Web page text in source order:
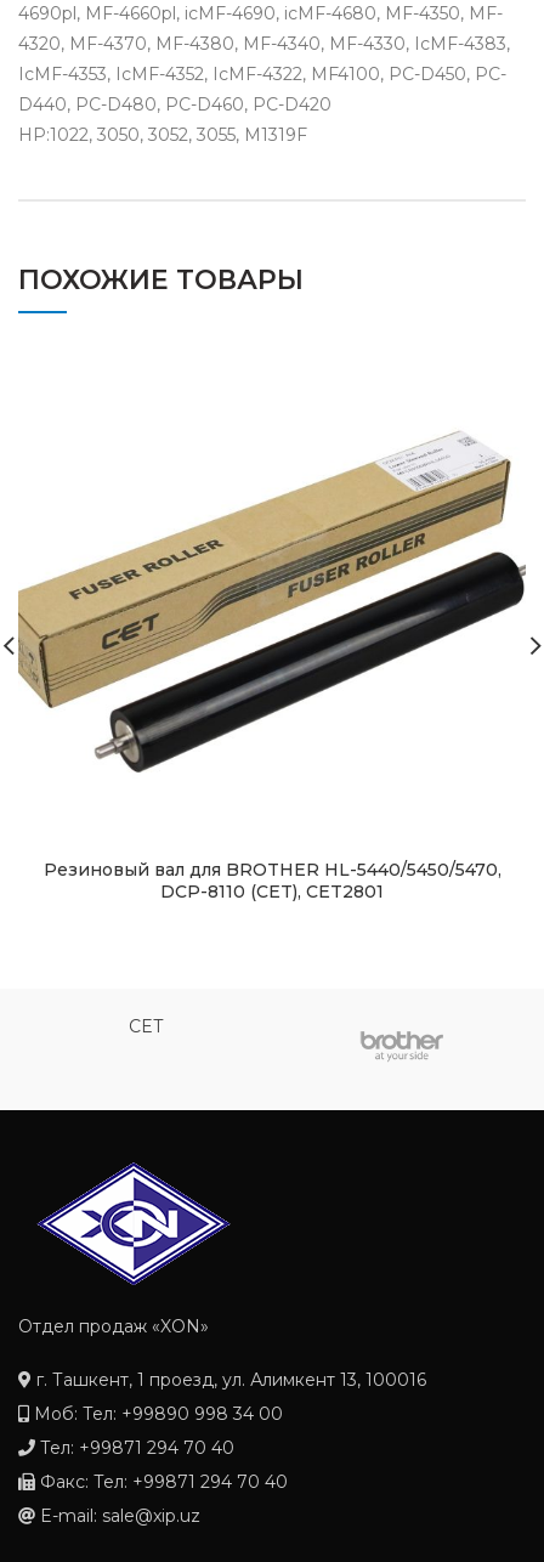
4690pl, MF-4660pl, icMF-4690, icMF-4680, MF-4350, MF-
4320, MF-4370, MF-4380, MF-4340, MF-4330, IcMF-4383,
IcMF-4353, IcMF-4352, IcMF-4322, MF4100, PC-D450, PC-
D440, PC-D480, PC-D460, PC-D420
HP:1022, 3050, 3052, 3055, M1319F
ПОХОЖИЕ ТОВАРЫ
Резиновый вал для BROTHER HL-5440/5450/5470,
DCP-8110 (CET), CET2801
CET
Отдел продаж «XON»
г. Ташкент, 1 проезд, ул. Алимкент 13, 100016
Моб: Тел: +99890 998 34 00
Тел: +99871 294 70 40
Факс: Тел: +99871 294 70 40
E-mail: sale@xip.uz